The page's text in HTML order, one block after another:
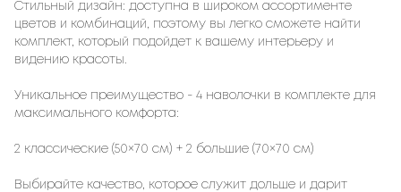
Стильный дизайн: доступна в широком ассортименте
цветов и комбинаций, поэтому вы легко сможете найти
комплект, который подойдет к вашему интерьеру и
видению красоты.
Уникальное преимущество - 4 наволочки в комплекте для
максимального комфорта:
2 классические (50×70 см) + 2 большие (70×70 см)
Выбирайте качество, которое служит дольше и дарит